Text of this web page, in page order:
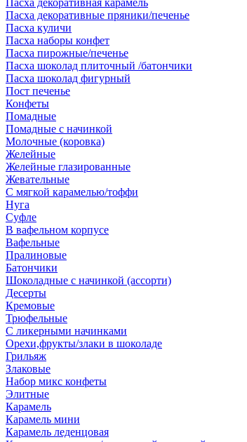
Пасха декоративная карамель
Пасха декоративные пряники/печенье
Пасха куличи
Пасха наборы конфет
Пасха пирожные/печенье
Пасха шоколад плиточный /батончики
Пасха шоколад фигурный
Пост печенье
Конфеты
Помадные
Помадные с начинкой
Молочные (коровка)
Желейные
Желейные глазированные
Жевательные
С мягкой карамелью/тоффи
Нуга
Суфле
В вафельном корпусе
Вафельные
Пралиновые
Батончики
Шоколадные с начинкой (ассорти)
Десерты
Кремовые
Трюфельные
С ликерными начинками
Орехи,фрукты/злаки в шоколаде
Грильяж
Злаковые
Набор микс конфеты
Элитные
Карамель
Карамель мини
Карамель леденцовая